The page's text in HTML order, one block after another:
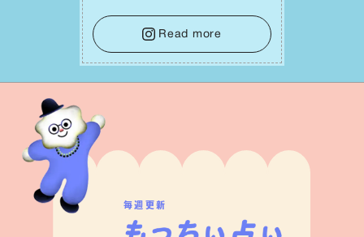
⾝や疲れていそうな⼈をいたわることに
時間を使いましょう。ここでしっかりとエ
ネルギーを蓄え、困難を乗り越える⼒に
変えましょう。
Read more
毎週更新